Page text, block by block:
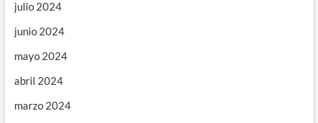
julio 2024
junio 2024
mayo 2024
abril 2024
marzo 2024